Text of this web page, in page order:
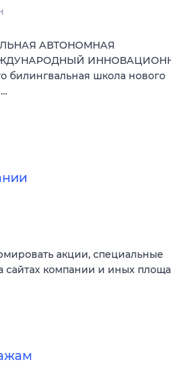
АВТОНОМНАЯ
школа нового
акции, специальные
компании и иных